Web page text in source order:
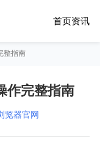
首页资讯
整指南
作完整指南
览器官网